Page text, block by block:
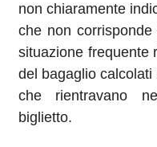
non chiaramente
che non
situazione frequente
del bagaglio
che rientravano
biglietto.